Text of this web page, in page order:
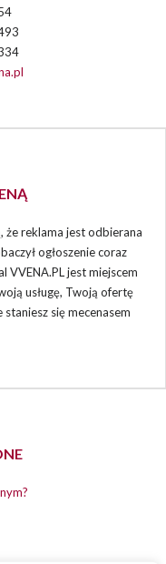
reklama jest odbierana
ogłoszenie coraz
VVENA.PL jest miejscem
usługę, Twoją ofertę
się mecenasem